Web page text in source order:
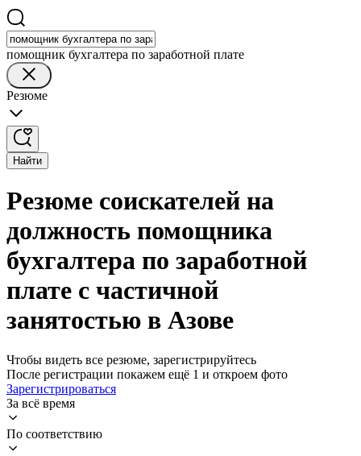
помощник бухгалтера по заработной плате
Резюме
Найти
Резюме соискателей на
должность помощника
бухгалтера по заработной
плате с частичной
занятостью в Азове
Чтобы видеть все резюме, зарегистрируйтесь
После регистрации покажем ещё 1 и откроем фото
Зарегистрироваться
За всё время
По соответствию